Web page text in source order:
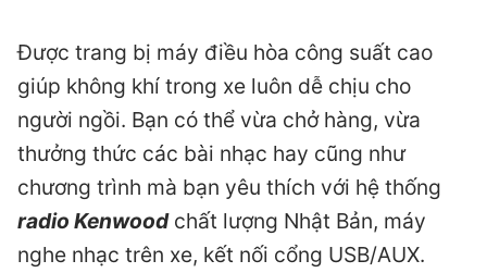
Được trang bị máy điều hòa công suất cao
giúp không khí trong xe luôn dễ chịu cho
người ngồi. Bạn có thể vừa chở hàng, vừa
thưởng thức các bài nhạc hay cũng như
chương trình mà bạn yêu thích với hệ thống
radio Kenwoodchất lượng Nhật Bản, máy
nghe nhạc trên xe, kết nối cổng USB/AUX.